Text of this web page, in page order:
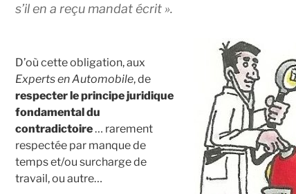
s’il en a reçu mandat écrit ».
D’où cette obligation, aux
Experts en Automobile, de
respecter le principe juridique
fondamental du
contradictoire… rarement
respectée par manque de
temps et/ou surcharge de
travail, ou autre…